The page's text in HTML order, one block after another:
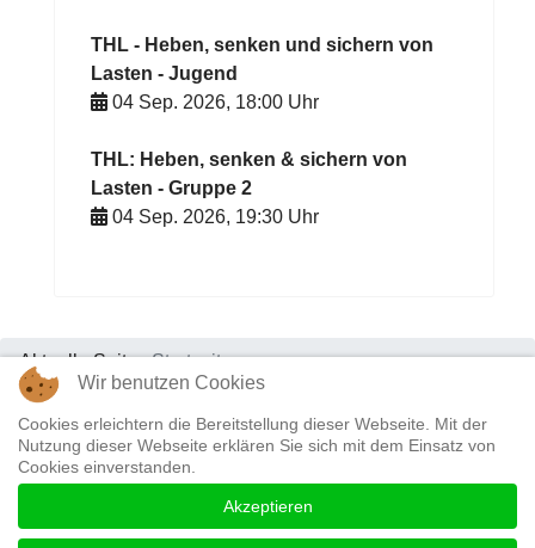
THL - Heben, senken und sichern von
Lasten - Jugend
04 Sep. 2026, 18:00 Uhr
THL: Heben, senken & sichern von
Lasten - Gruppe 2
04 Sep. 2026, 19:30 Uhr
Aktuelle Seite:Startseite
Datenschutz & Impressum|Kontakt
Wir benutzen Cookies
Cookies erleichtern die Bereitstellung dieser Webseite. Mit der
Nutzung dieser Webseite erklären Sie sich mit dem Einsatz von
Cookies einverstanden.
Akzeptieren